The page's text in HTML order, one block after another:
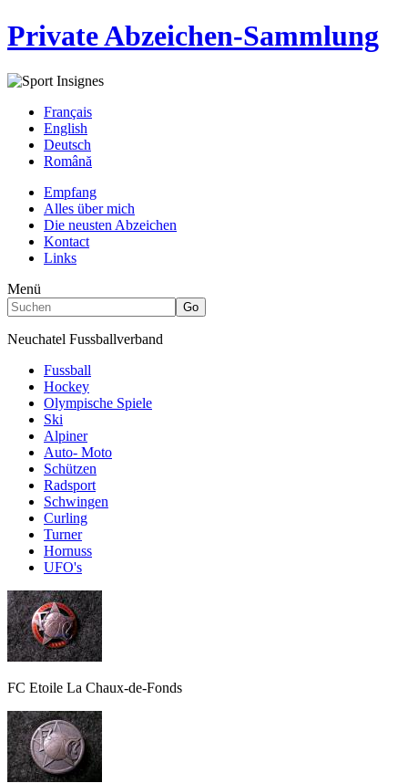
Private Abzeichen-Sammlung
Français
English
Deutsch
Română
Empfang
Alles über mich
Die neusten Abzeichen
Kontact
Links
Menü
Neuchatel Fussballverband
Fussball
Hockey
Olympische Spiele
Ski
Alpiner
Auto- Moto
Schützen
Radsport
Schwingen
Curling
Turner
Hornuss
UFO's
FC Etoile La Chaux-de-Fonds